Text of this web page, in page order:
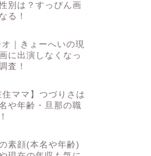
別は？すっぴん画
る！
｜きょーへいの現
に出演しなくなっ
査！
住ママ】つづりさは
や年齢・旦那の職
素顔(本名や年齢)